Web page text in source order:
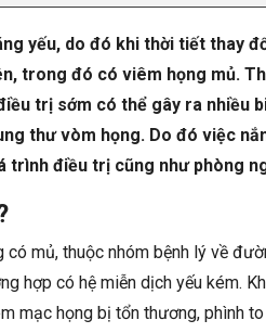
yếu, do đó khi thời tiết thay
trong đó có viêm họng mủ.
trị sớm có thể gây ra nhiều
thư vòm họng. Do đó việc
điều trị cũng như phòng
mủ, thuộc nhóm bệnh lý về
hợp có hệ miễn dịch yếu kém.
mạc họng bị tổn thương, phình